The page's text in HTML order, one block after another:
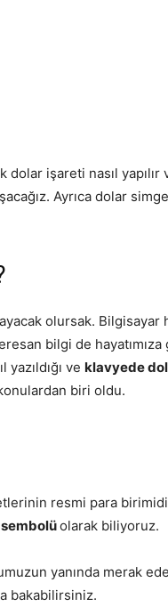
dolar işareti nasıl yapılır
Ayrıca dolar
olursak. Bilgisayar
bilgi de
ve klavyede
biri oldu.
resmi para
olarak biliyoruz.
yanında merak
bakabilirsiniz.